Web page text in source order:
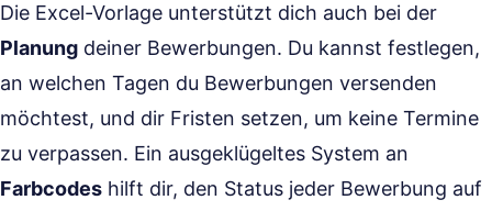
Die Excel-Vorlage unterstützt dich auch bei der
Planung deiner Bewerbungen. Du kannst festlegen,
an welchen Tagen du Bewerbungen versenden
möchtest, und dir Fristen setzen, um keine Termine
zu verpassen. Ein ausgeklügeltes System an
Farbcodes hilft dir, den Status jeder Bewerbung auf